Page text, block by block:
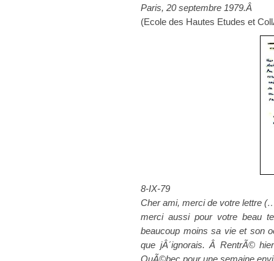
Paris, 20 septembre 1979.Â
(Ecole des Hautes Etudes et
8-IX-79
Cher ami, merci de votre lettre
merci aussi pour votre beau
beaucoup moins sa vie et son
que jÂ´ignorais. Â RentrÃ©